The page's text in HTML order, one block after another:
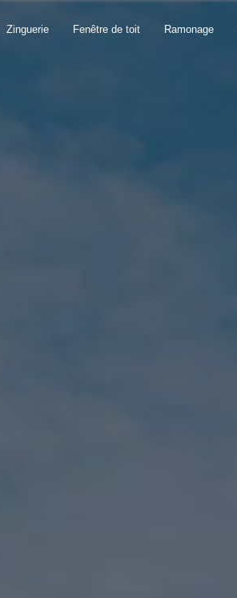
Zinguerie Fenêtre de toit Ramonage